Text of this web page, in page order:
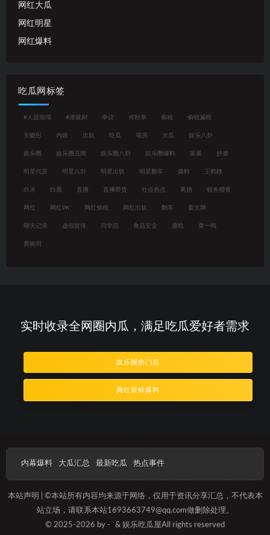
网红大瓜
网红明星
网红爆料
吃瓜网标签
#人设崩塌 #潜规则 争议 何秋亊 偷税 偷税漏税
关晓彤 内娱 出轨 吃瓜 塌房 大瓜 娱乐八卦
娱乐圈 娱乐圈丑闻 娱乐圈八卦 娱乐圈爆料 家暴 抄袭
明星代言 明星八卦 明星出轨 明星翻车 爆料 王鹤棣
白冰 白鹿 直播 直播带货 社会热点 离婚 税务稽查
网红 网红PK 网红偷税 网红出轨 翻车 耍大牌
聊天记录 虚假宣传 闫学晶 食品安全 鹿晗 黄一鸣
黄晓明
实时收录全网圈内瓜，满足吃瓜爱好者需求
娱乐圈热门瓜
网红新鲜爆料
内幕爆料 大瓜汇总 最新吃瓜 热点事件
本站声明 | ©本站所有内容均来源于网络，仅用于资讯分享汇总，不代表本
站立场，请联系本站1693663749@qq.com做删除处理。
© 2025-2026 by -
& 娱乐吃瓜屋All rights reserved